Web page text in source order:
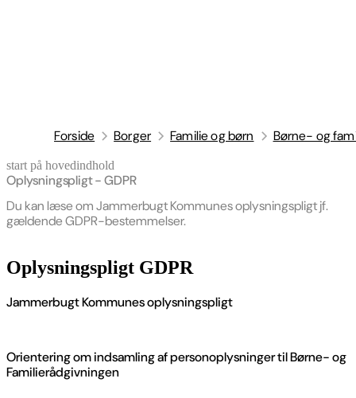
Forside Borger Familie og børn Børne- og
start på hovedindhold
Oplysningspligt - GDPR
Du kan læse om Jammerbugt Kommunes oplysningspligt jf.
gældende GDPR-bestemmelser.
senest opdateret 21. april 2026
Oplysningspligt GDPR
Jammerbugt Kommunes oplysningspligt
Orientering om indsamling af personoplysninger til Børne- og
Familierådgivningen